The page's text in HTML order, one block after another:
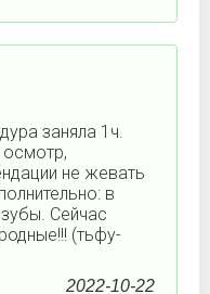
заняла 1ч.
не жевать
в
Сейчас
(тьфу-
2022-10-22